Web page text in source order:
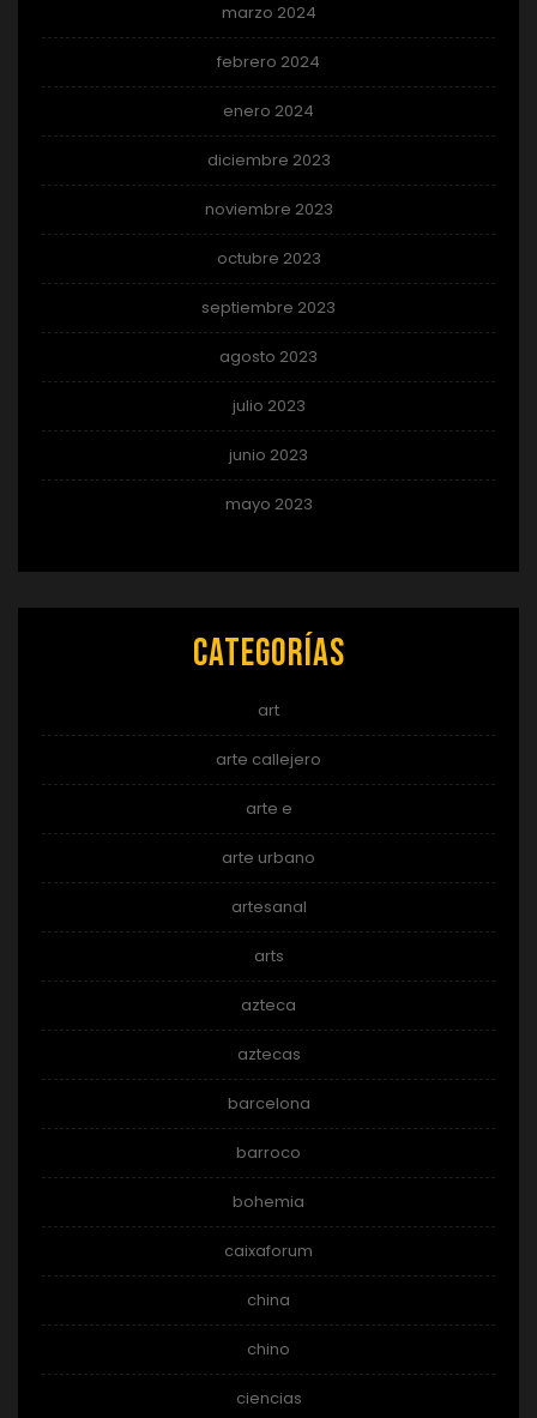
marzo 2024
febrero 2024
enero 2024
diciembre 2023
noviembre 2023
octubre 2023
septiembre 2023
agosto 2023
julio 2023
junio 2023
mayo 2023
Categorías
art
arte callejero
arte e
arte urbano
artesanal
arts
azteca
aztecas
barcelona
barroco
bohemia
caixaforum
china
chino
ciencias